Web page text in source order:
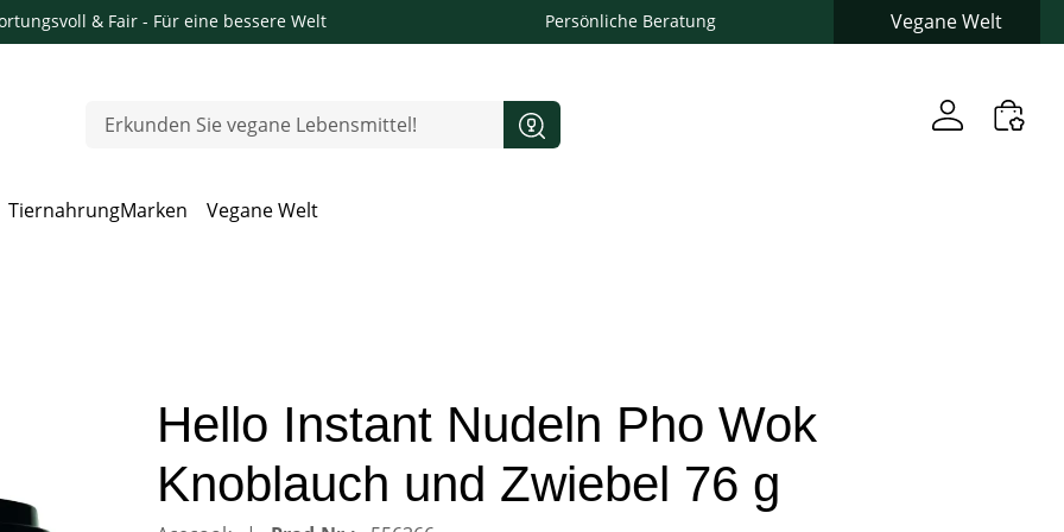
& Fair - Für eine bessere Welt Persönliche Beratung Vegane Welt
TiernahrungMarken
Vegane Welt
Hello Instant Nudeln Pho Wok
Knoblauch und Zwiebel 76 g